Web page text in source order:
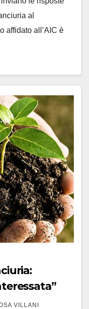
al
affidato all’AIC è
VILLANI